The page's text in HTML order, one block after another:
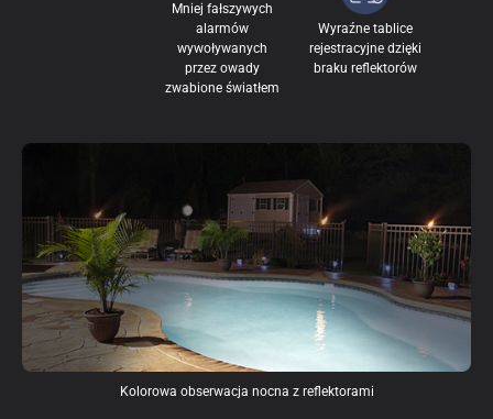
Mniej fałszywych
alarmów
wywoływanych
przez owady
zwabione światłem
Wyraźne tablice
rejestracyjne dzięki
braku reflektorów
Kolorowa obserwacja nocna z reflektorami